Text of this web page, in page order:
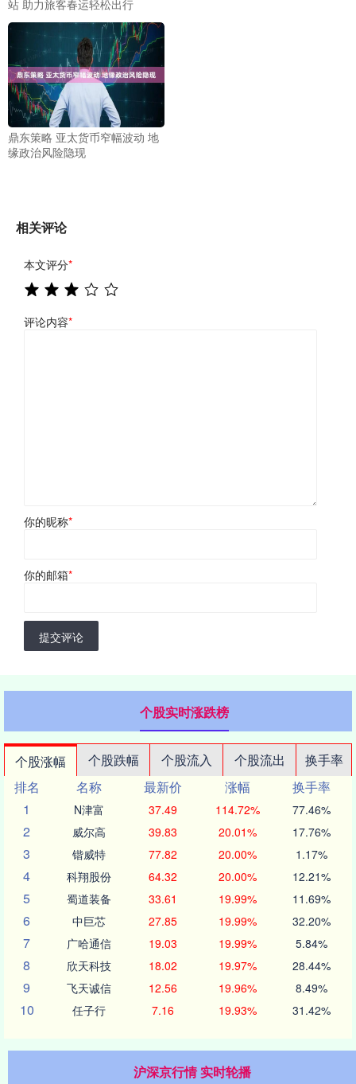
站 助力旅客春运轻松出行
鼎东策略 亚太货币窄幅波动 地
缘政治风险隐现
相关评论
本文评分*
评论内容*
你的昵称*
你的邮箱*
提交评论
个股实时涨跌榜
个股涨幅 个股跌幅 个股流入 个股流出
换手率
排名
名称 最新价 涨幅
换手率
1
N津富 37.49 114.72% 77.46%
2 威尔高 39.83 20.01% 17.76%
3 锴威特 77.82 20.00% 1.17%
4 科翔股份 64.32 20.00% 12.21%
5 蜀道装备 33.61 19.99% 11.69%
6 中巨芯 27.85 19.99% 32.20%
7 广哈通信 19.03 19.99% 5.84%
8 欣天科技 18.02 19.97% 28.44%
9 飞天诚信 12.56 19.96% 8.49%
10 任子行 7.16 19.93% 31.42%
沪深京行情 实时轮播